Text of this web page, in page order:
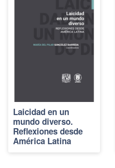
Laicidad en un
mundo diverso.
Reflexiones desde
América Latina